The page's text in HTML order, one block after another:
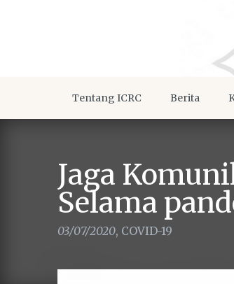
Tentang ICRC Berita
Jaga
Selama
03/07/2020, COVID-19